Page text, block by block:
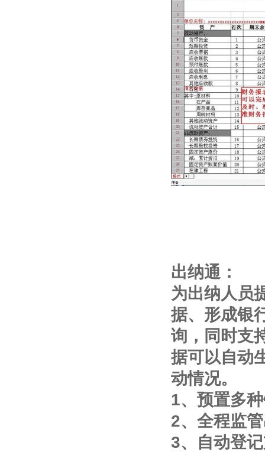
出纳通：
为出纳人员
据、形成银
询，同时支
据可以自动
动情况。
1、预置多
2、全程监
3、自动登